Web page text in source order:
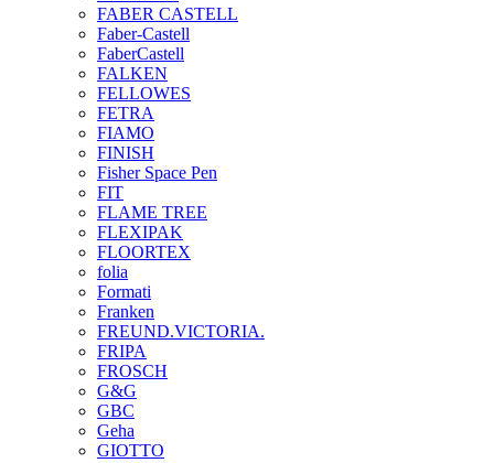
FABER CASTELL
Faber-Castell
FaberCastell
FALKEN
FELLOWES
FETRA
FIAMO
FINISH
Fisher Space Pen
FIT
FLAME TREE
FLEXIPAK
FLOORTEX
folia
Formati
Franken
FREUND.VICTORIA.
FRIPA
FROSCH
G&G
GBC
Geha
GIOTTO